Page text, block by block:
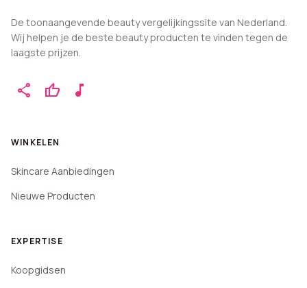
De toonaangevende beauty vergelijkingssite van Nederland.
Wij helpen je de beste beauty producten te vinden tegen de
laagste prijzen.
share thumb_up music_note
WINKELEN
Skincare Aanbiedingen
Nieuwe Producten
EXPERTISE
Koopgidsen